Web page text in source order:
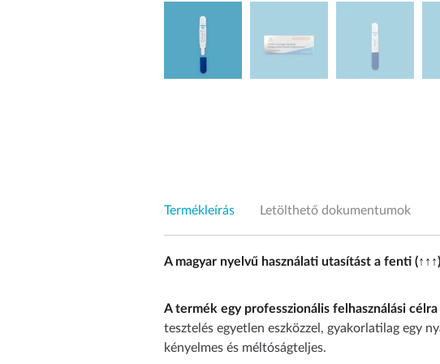
Termékleírás Letölthető dokumentumok
A magyar nyelvű használati utasítást a fenti
A termék egy professzionális felhasználási célra
tesztelés egyetlen eszközzel, gyakorlatilag egy
kényelmes és méltóságteljes.